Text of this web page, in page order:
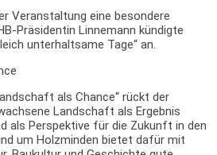
Veranstaltung eine besondere
Präsidentin Linnemann kündigte
unterhaltsame Tage“ an.
als Chance“ rückt der
Landschaft als Ergebnis
als Perspektive für die Zukunft in den
um Holzminden bietet dafür mit